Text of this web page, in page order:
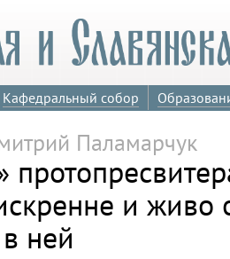
Кафедральный собор
Паламарчук
и живо
ней